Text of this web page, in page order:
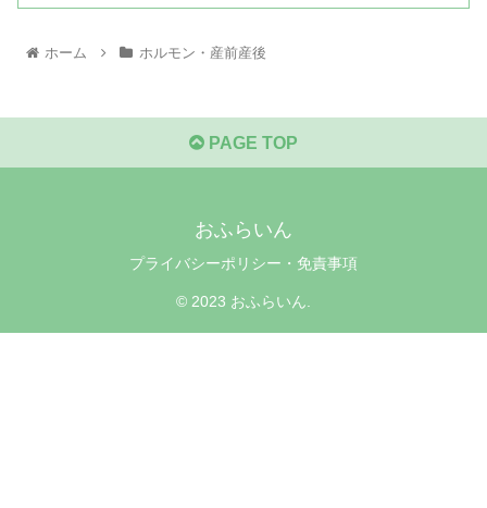
ホーム ホルモン・産前産後
PAGE TOP
おふらいん
プライバシーポリシー・免責事項
© 2023 おふらいん.